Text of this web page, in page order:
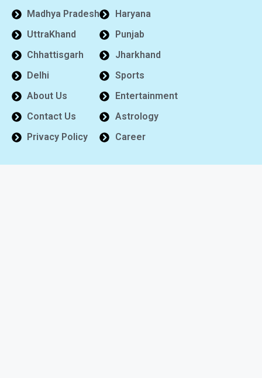
Madhya Pradesh
UttraKhand
Chhattisgarh
Delhi
About Us
Contact Us
Privacy Policy
Haryana
Punjab
Jharkhand
Sports
Entertainment
Astrology
Career